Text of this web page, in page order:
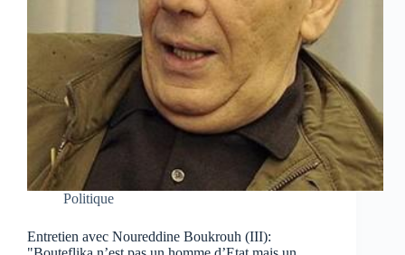
Politique
Entretien avec Noureddine Boukrouh (III):